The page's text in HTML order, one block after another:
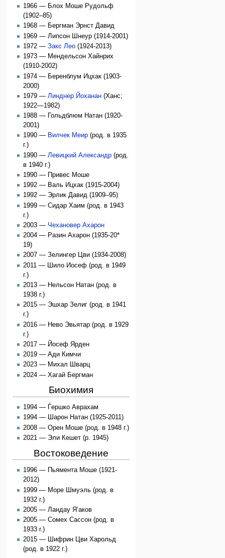
1966 — Блох Моше Рудольф
(1902–85)
1968 — Бергман Эрнст Давид
1969 — Липсон Шнеур (1914-2001)
1972 — Закс Лео(1924-2013)
1973 — Мендельсон Хайнрих
(1910-2002)
1974 — Беренблум Ицхак (1903-
2000)
1979 — Линднер Йоханан(Ханс;
1922—1982)
1988 — Гольдблюм Натан (1920-
2001)
1990 — Вилчек Меир(род. в 1935
г.)
1990 — Левицкий Александр(род.
в 1940 г.)
1990 — Привес Моше
1992 — Валь Ицхак (1915-2004)
1992 — Эрлик Давид (1909–95)
1999 — Сидар Хаим (род. в 1943
г.)
2003 — Чехановер Ахарон
2004 — Разин Ахарон (1935-20*
19)
2007 — Зелингер Цви (1934-2008)
2011 — Шило Иосеф (род. в 1949
г.)
2013 — Нельсон Натан (род. в
1938 г.)
2015 — Эшхар Зелиг (род. в 1941
г.)
2016 — Нево Эвьятар (род. в 1929
г.)
2017 — Йосеф Ярден
2019 — Ади Кимчи
2023 — Михал Шварц
2024 — Хагай Бергман
Биохимия
1994 — Ѓершко Аврахам
1994 — Шарон Натан (1925-2011)
2008 — Орен Моше (род. в 1948 г.)
2021 — Эли Кешет (р. 1945)
Востоковедение
1996 — Пьямента Моше (1921-
2012)
1999 — Море Шмуэль (род. в
1932 г.)
2005 — Ландау Я‘аков
2005 — Сомех Сассон (род. в
1933 г.)
2015 — Шифрин Цви Харольд
(род. в 1922 г.)